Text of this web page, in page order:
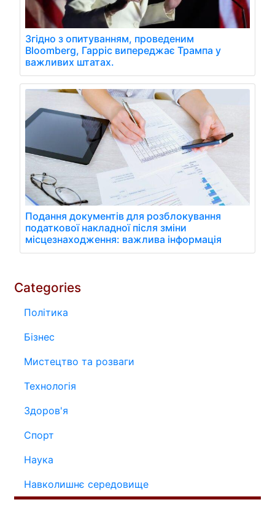
Згідно з опитуванням, проведеним
Bloomberg, Гарріс випереджає Трампа у
важливих штатах.
Подання документів для розблокування
податкової накладної після зміни
місцезнаходження: важлива інформація
Categories
Політика
Бізнес
Мистецтво та розваги
Технологія
Здоров'я
Спорт
Наука
Навколишнє середовище